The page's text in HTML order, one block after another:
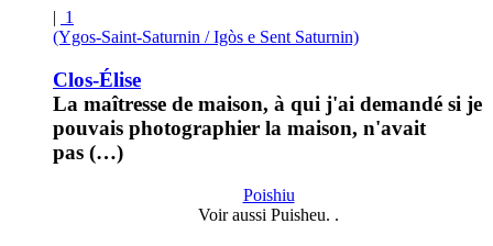
| 1
(Ygos-Saint-Saturnin / Igòs e Sent Saturnin)
Clos-Élise
La maîtresse de maison, à qui j'ai demandé si je
pouvais photographier la maison, n'avait
pas (…)
Poishiu
Voir aussi Puisheu. .